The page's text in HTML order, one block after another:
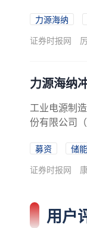
源海纳在近
赋能高端制
力源海纳
证券时报网
力源海纳
工业电源制
份有限公司
脉冲电源和
金属及稀土
募资
储能
证券时报网
用户